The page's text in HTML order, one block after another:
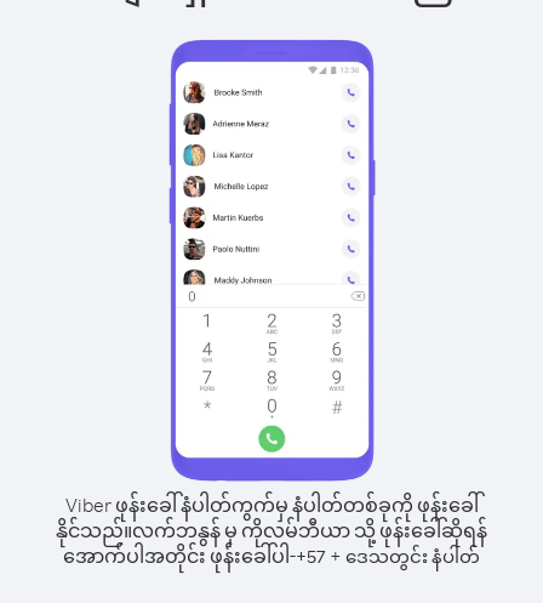
Viber ဖုန်းခေါ်နံပါတ်ကွက်မှ နံပါတ်တစ်ခုကို ဖုန်းခေါ်
နိုင်သည်။လက်ဘနွန် မှ ကိုလမ်ဘီယာ သို့ ဖုန်းခေါ်ဆိုရန်
အောက်ပါအတိုင်း ဖုန်းခေါ်ပါ-+57 + ဒေသတွင်း နံပါတ်